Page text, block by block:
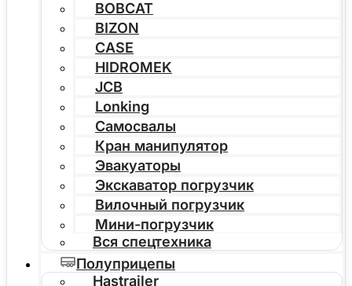
BOBCAT
BIZON
CASE
HIDROMEK
JCB
Lonking
Самосвалы
Кран манипулятор
Эвакуаторы
Экскаватор погрузчик
Вилочный погрузчик
Мини-погрузчик
Вся спецтехника
Полуприцепы
Hastrailer